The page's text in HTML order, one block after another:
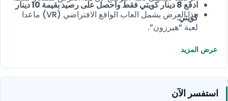
هذا العرض يشمل العاب الواقع الافتراضي (VR) ماعدا
لعبة “هيرزون”.
احجز تذكرتك الآن ودع طفلك يستمتع بها!
ادفع 8 دينار كويتي فقط واحصل على رصيد بقيمة 10 دينار
كويتي.
عرض المزيد
استفسر الآن